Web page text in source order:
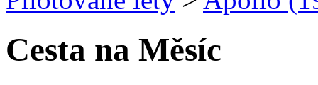
Cesta na Měsíc